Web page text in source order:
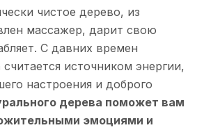
чистое дерево, из
массажер, дарит свою
С давних времен
считается источником энергии,
настроения и доброго
дерева поможет вам
эмоциями и